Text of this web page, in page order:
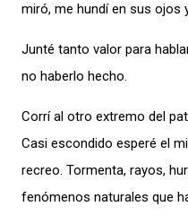
miró, me hundí en sus ojos
Junté tanto valor para
no haberlo hecho.
Corrí al otro extremo del
Casi escondido esperé el
recreo. Tormenta, rayos,
fenómenos naturales que